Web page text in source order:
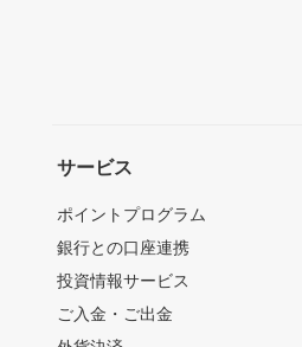
サービス
ポイントプログラム
銀行との口座連携
投資情報サービス
ご入金・ご出金